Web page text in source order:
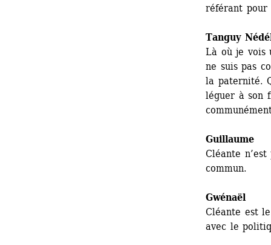
référant pour
Tanguy
Là où je vois
ne suis pas
la paternité.
léguer à son
Guillaume
Cléante
commun.
Gwénaël
Cléante est
avec le